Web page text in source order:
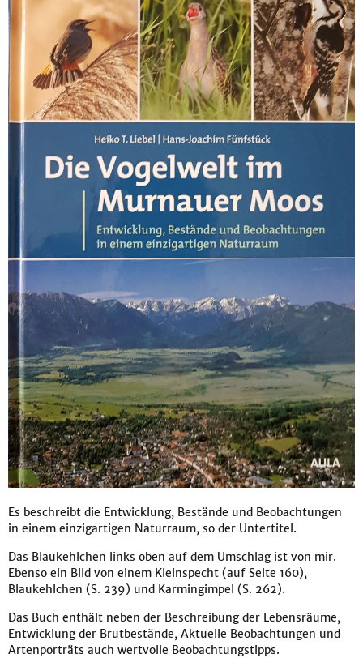
Es beschreibt die Entwicklung, Bestände und Beobachtungen
in einem einzigartigen Naturraum, so der Untertitel.
Das Blaukehlchen links oben auf dem Umschlag ist von mir.
Ebenso ein Bild von einem Kleinspecht (auf Seite 160),
Blaukehlchen (S. 239) und Karmingimpel (S. 262).
Das Buch enthält neben der Beschreibung der Lebensräume,
Entwicklung der Brutbestände, Aktuelle Beobachtungen und
Artenporträts auch wertvolle Beobachtungstipps.